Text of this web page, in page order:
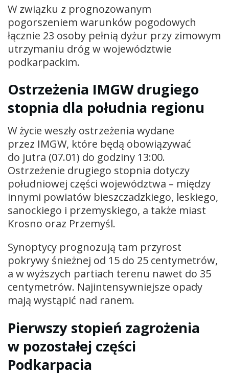
W związku z prognozowanym
pogorszeniem warunków pogodowych
łącznie 23 osoby pełnią dyżur przy zimowym
utrzymaniu dróg w województwie
podkarpackim.
Ostrzeżenia IMGW drugiego
stopnia dla południa regionu
W życie weszły ostrzeżenia wydane
przez IMGW, które będą obowiązywać
do jutra (07.01) do godziny 13:00.
Ostrzeżenie drugiego stopnia dotyczy
południowej części województwa – między
innymi powiatów bieszczadzkiego, leskiego,
sanockiego i przemyskiego, a także miast
Krosno oraz Przemyśl.
Synoptycy prognozują tam przyrost
pokrywy śnieżnej od 15 do 25 centymetrów,
a w wyższych partiach terenu nawet do 35
centymetrów. Najintensywniejsze opady
mają wystąpić nad ranem.
Pierwszy stopień zagrożenia
w pozostałej części
Podkarpacia